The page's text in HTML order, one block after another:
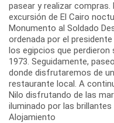
pasear y realizar
excursión de El Cairo
Monumento al Soldado
ordenada por el
los egipcios que perdieron
1973. Seguidamente,
donde disfrutaremos de
restaurante local. A
Nilo disfrutando de las
iluminado por las brillantes
Alojamiento